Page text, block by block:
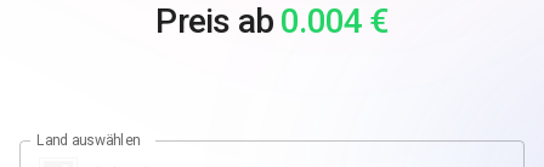
Preis ab 0.004 €
Land auswählen